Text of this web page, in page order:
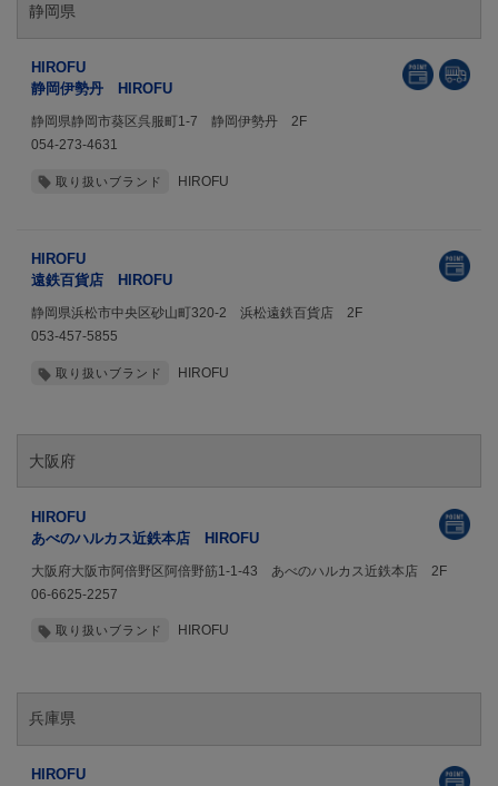
静岡県
HIROFU
静岡伊勢丹 HIROFU
静岡県静岡市葵区呉服町1-7 静岡伊勢丹 2F
054-273-4631
取り扱いブランド HIROFU
HIROFU
遠鉄百貨店 HIROFU
静岡県浜松市中央区砂山町320-2 浜松遠鉄百貨店 2F
053-457-5855
取り扱いブランド HIROFU
大阪府
HIROFU
あべのハルカス近鉄本店 HIROFU
大阪府大阪市阿倍野区阿倍野筋1-1-43 あべのハルカス近鉄本店 2F
06-6625-2257
取り扱いブランド HIROFU
兵庫県
HIROFU